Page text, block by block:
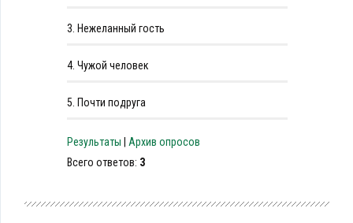
3. Нежеланный гость
4. Чужой человек
5. Почти подруга
Результаты
Архив опросов
Всего ответов: 3